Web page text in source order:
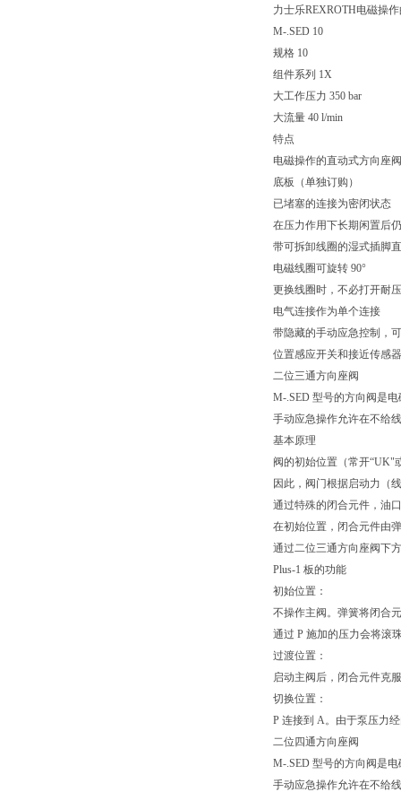
力士乐REXROTH电磁操
M-.SED 10
规格 10
组件系列 1X
大工作压力 350 bar
大流量 40 l/min
特点
电磁操作的直动式方向座阀
底板（单独订购）
已堵塞的连接为密闭状态
在压力作用下长期闲置后
带可拆卸线圈的湿式插脚
电磁线圈可旋转 90°
更换线圈时，不必打开耐
电气连接作为单个连接
带隐藏的手动应急控制，
位置感应开关和接近传感
二位三通方向座阀
M-.SED 型号的方向阀是
手动应急操作允许在不给
基本原理
阀的初始位置（常开“UK"
因此，阀门根据启动力（
通过特殊的闭合元件，油
在初始位置，闭合元件由
通过二位三通方向座阀下
Plus-1 板的功能
初始位置：
不操作主阀。弹簧将闭合
通过 P 施加的压力会将滚
过渡位置：
启动主阀后，闭合元件克
切换位置：
P 连接到 A。由于泵压力
二位四通方向座阀
M-.SED 型号的方向阀是
手动应急操作允许在不给